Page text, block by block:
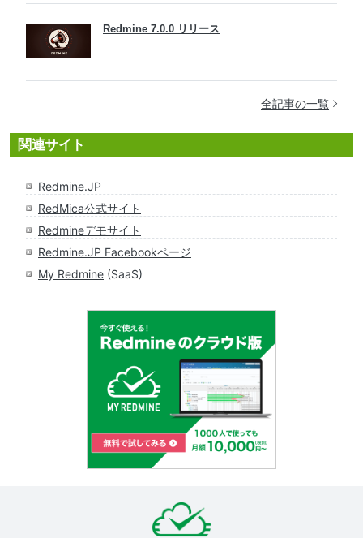
Redmine 7.0.0 リリース
全記事の一覧
関連サイト
Redmine.JP
RedMica公式サイト
Redmineデモサイト
Redmine.JP Facebookページ
My Redmine (SaaS)